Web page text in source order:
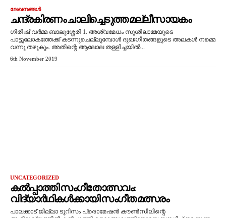
ലേഖനങ്ങൾ
ചന്ദ്രകിരണം ചാലിച്ചെടുത്ത മല്ലീസായകം
ഗിരീഷ് വർമ്മ ബാലുശ്ശേരി 1. അശ്വമേധം സുശീലാമ്മയുടെ
പാട്ടുലോകത്തേക്ക് കടന്നുചെല്ലുമ്പോൾ ദുഖഃഗീതങ്ങളുടെ അലകൾ നമ്മെ
വന്നു തഴുകും. അതിന്റെ ആലോല തള്ളിച്ചയിൽ...
6th November 2019
UNCATEGORIZED
കല്‍പ്പാത്തി സംഗീതോത്സവം:
വിദ്യാര്‍ഥികള്‍ക്കായി സംഗീത മത്സരം
പാലക്കാട് ജില്ലാ ടൂറിസം പ്രൊമേഷന്‍ കൗണ്‍സിലിന്റെ